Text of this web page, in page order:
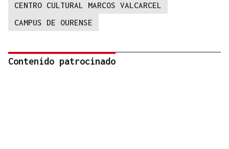
CENTRO CULTURAL MARCOS VALCARCEL
CAMPUS DE OURENSE
Contenido patrocinado